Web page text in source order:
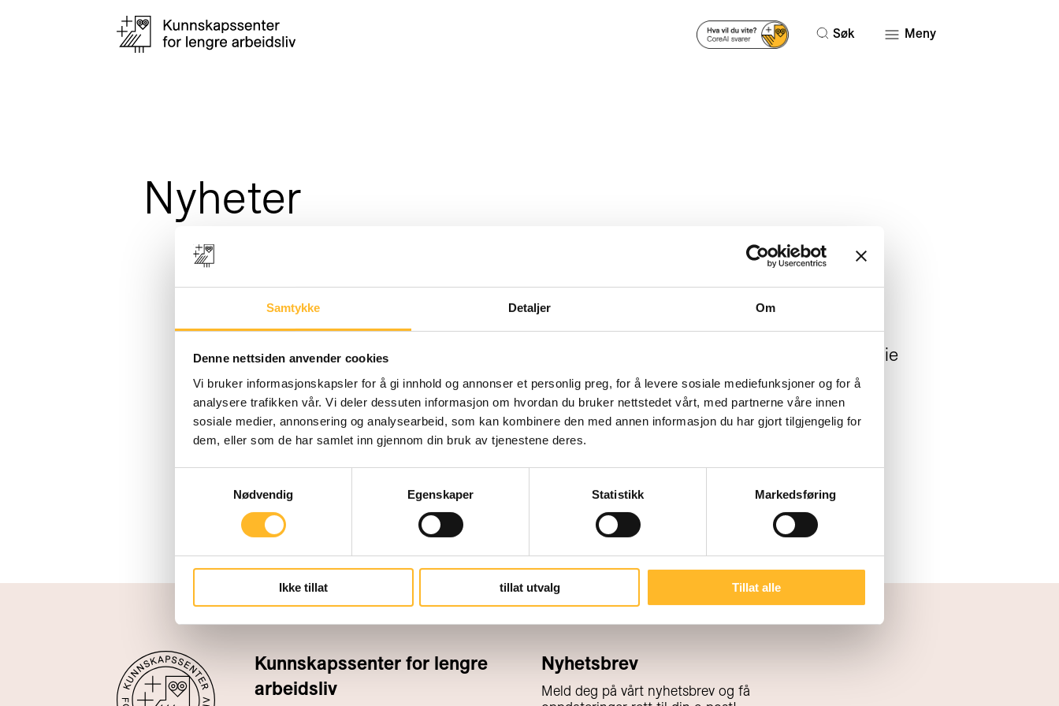
Samtykke Detaljer Om
Denne nettsiden anvender cookies
Vi bruker informasjonskapsler for å gi innhold og annonser et personlig preg, for å levere sosiale mediefunksjoner og for å
analysere trafikken vår. Vi deler dessuten informasjon om hvordan du bruker nettstedet vårt, med partnerne våre innen
sosiale medier, annonsering og analysearbeid, som kan kombinere den med annen informasjon du har gjort tilgjengelig for
dem, eller som de har samlet inn gjennom din bruk av tjenestene deres.
Nødvendig
Egenskaper Statistikk Markedsføring
Ikke tillat tillat utvalg Tillat alle
Søk Meny
Nyheter
En rapport fra svenske pensjonsmyndigheter om en studie
blant 70-75-åringer i Sverige, viser at nesten 7 av 10
opplever sin livssituasjon som uforandret etter at de ble
pensjonister.
Kunnskapssenter for lengre
arbeidsliv
Nyhetsbrev
Meld deg på vårt nyhetsbrev og få